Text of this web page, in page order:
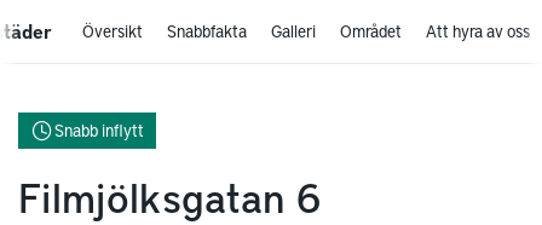
Översikt Snabbfakta Galleri Området Att hyra av oss
Snabb inflytt
Filmjölksgatan 6